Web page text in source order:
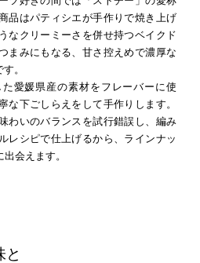
品はパティシエが手作りで焼き上げ
なクリーミーさを併せ持つベイクド
まみにもなる、甘さ控えめで濃厚な
。
愛媛県産の素材をフレーバーに使
な下ごしらえをして手作りします。
わいのバランスを試行錯誤し、編み
レシピで仕上げるから、ラインナッ
会えます。
と